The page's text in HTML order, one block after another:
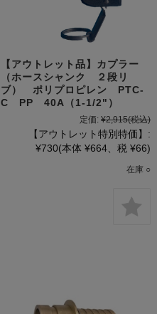
【アウトレット品】カプラー
（ホースシャンク ２段リ
ブ） ポリプロピレン PTC-
C PP 40A（1-1/2"）
定価: ¥2,915(税込)
【アウトレット特別特価】:
¥730(本体 ¥664、税 ¥66)
在庫 ○